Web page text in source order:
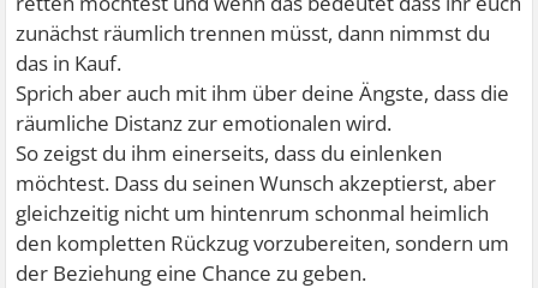
zunächst räumlich trennen müsst, dann nimmst du
das in Kauf.
Sprich aber auch mit ihm über deine Ängste, dass die
räumliche Distanz zur emotionalen wird.
So zeigst du ihm einerseits, dass du einlenken
möchtest. Dass du seinen Wunsch akzeptierst, aber
gleichzeitig nicht um hintenrum schonmal heimlich
den kompletten Rückzug vorzubereiten, sondern um
der Beziehung eine Chance zu geben.